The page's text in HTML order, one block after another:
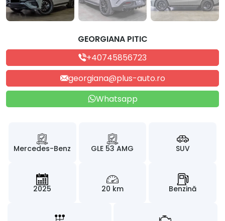
GEORGIANA PITIC
+40745856723
georgiana@plus-auto.ro
Whatsapp
Mercedes-Benz GLE 53 AMG SUV
2025 20 km Benzină